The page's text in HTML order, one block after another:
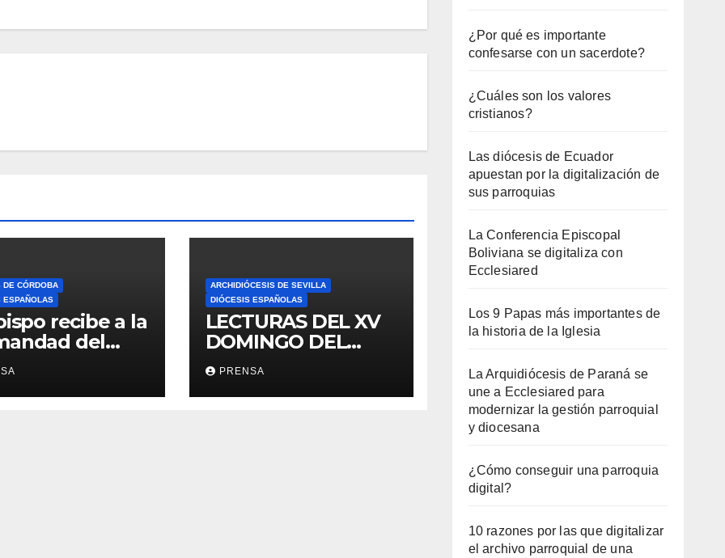
DE CÓRDOBA
ESPAÑOLAS
recibe a la
del
ARCHIDIÓCESIS DE SEVILLA
DIÓCESIS ESPAÑOLAS
LECTURAS DEL XV
DOMINGO DEL
TIEMPO
ORDINARIO (A)
PRENSA
¿Por qué es importante
confesarse con un sacerdote?
¿Cuáles son los valores
cristianos?
Las diócesis de Ecuador
apuestan por la digitalización de
sus parroquias
La Conferencia Episcopal
Boliviana se digitaliza con
Ecclesiared
Los 9 Papas más importantes de
la historia de la Iglesia
La Arquidiócesis de Paraná se
une a Ecclesiared para
modernizar la gestión parroquial
y diocesana
¿Cómo conseguir una parroquia
digital?
10 razones por las que digitalizar
el archivo parroquial de una